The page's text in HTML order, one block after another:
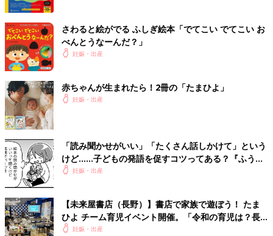
さわると絵がでる ふしぎ絵本「でてこい でてこい お
べんとうなーんだ？」
妊娠・出産
赤ちゃんが生まれたら！2冊の「たまひよ」
妊娠・出産
「読み聞かせがいい」「たくさん話しかけて」という
けど……子どもの発語を促すコツってある？『ふうふ
う子育て ＃64』
妊娠・出産
【未来屋書店（長野）】書店で家族で遊ぼう！ たま
ひよ チーム育児イベント開催。「令和の育児は？長
野県の場合は？」トークも。
妊娠・出産